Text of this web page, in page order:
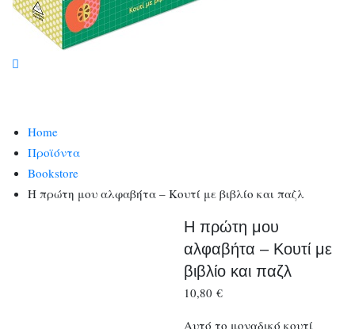
Home
Προϊόντα
Bookstore
Η πρώτη μου αλφαβήτα – Κουτί με βιβλίο και παζλ
Η πρώτη μου
αλφαβήτα – Κουτί με
βιβλίο και παζλ
10,80€
Αυτό το μοναδικό κουτί